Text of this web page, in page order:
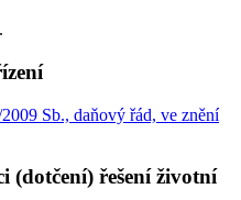
Sb., daňový řád, ve znění
(dotčení) řešení životní